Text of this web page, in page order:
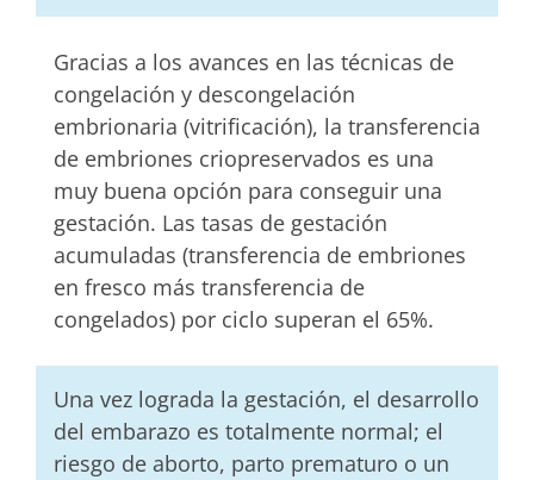
Gracias a los avances en las técnicas de
congelación y descongelación
embrionaria (vitrificación), la transferencia
de embriones criopreservados es una
muy buena opción para conseguir una
gestación. Las tasas de gestación
acumuladas (transferencia de embriones
en fresco más transferencia de
congelados) por ciclo superan el 65%.
Una vez lograda la gestación, el desarrollo
del embarazo es totalmente normal; el
riesgo de aborto, parto prematuro o un